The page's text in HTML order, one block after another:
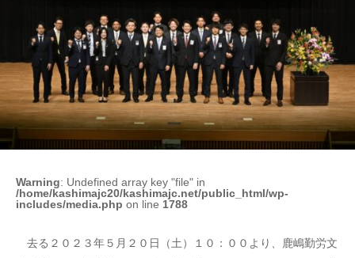
Warning: Undefined array key "file" in
/home/kashimajc20/kashimajc.net/public_html/wp-
includes/media.php on line 1788
去る２０２３年５月２０日（土）１０：００より、鹿嶋勤労文